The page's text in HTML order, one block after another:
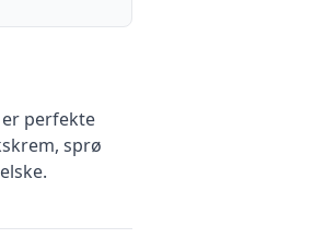
perfekte
sprø